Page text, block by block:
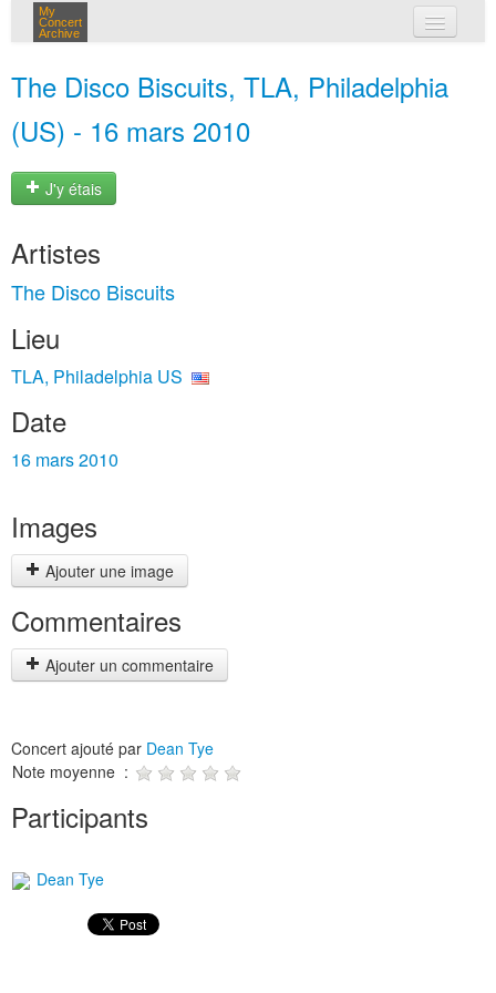
My
Concert
Archive
The Disco Biscuits, TLA, Philadelphia
(US) - 16 mars 2010
J'y étais
Artistes
The Disco Biscuits
Lieu
TLA, Philadelphia US
Date
16 mars 2010
Images
Ajouter une image
Commentaires
Ajouter un commentaire
Concert ajouté par Dean Tye
Note moyenne :
Participants
Dean Tye